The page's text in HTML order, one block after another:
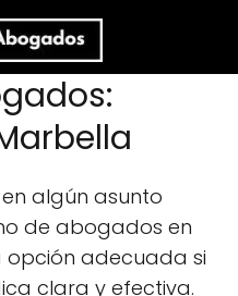
algún asunto
de abogados en
opción adecuada si
clara y efectiva.